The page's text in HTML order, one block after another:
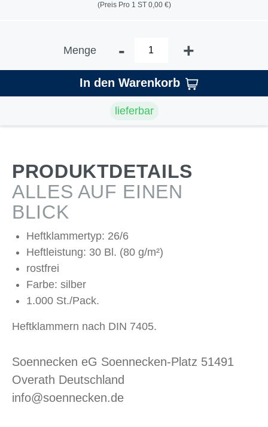
(Preis Pro 1 ST 0,00 €)
Menge - +
In den Warenkorb
lieferbar
PRODUKTDETAILS
ALLES AUF EINEN
BLICK
Heftklammertyp: 26/6
Heftleistung: 30 Bl. (80 g/m²)
rostfrei
Farbe: silber
1.000 St./Pack.
Heftklammern nach DIN 7405.
Soennecken eG Soennecken-Platz 51491
Overath Deutschland
info@soennecken.de